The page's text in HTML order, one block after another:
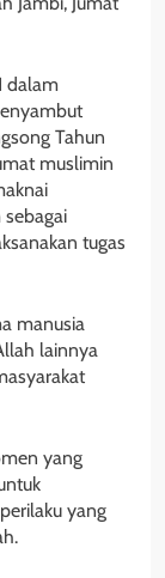
dalam
Tahun
muslimin
tugas
manusia
lainnya
yang
yang